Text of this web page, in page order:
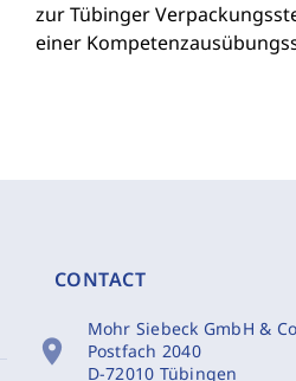
zur Tübinger
einer
CONTACT
location_on
Mohr Siebeck GmbH &
Postfach 2040
D-72010 Tübingen